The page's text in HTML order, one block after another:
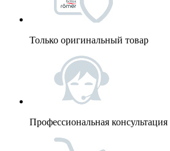
Только оригинальный товар
Профессиональная консультация